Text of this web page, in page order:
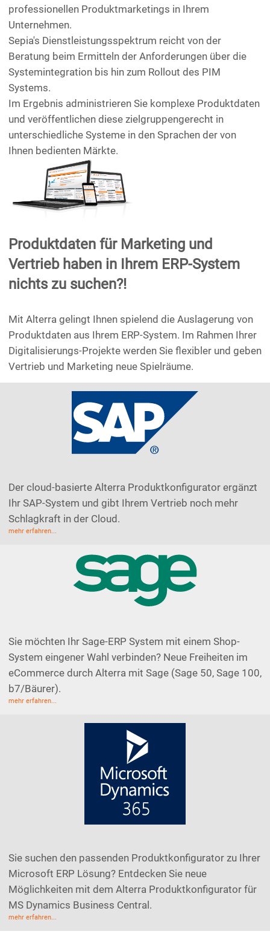
professionellen Produktmarketings in Ihrem
Unternehmen.
Sepia's Dienstleistungsspektrum reicht von der
Beratung beim Ermitteln der Anforderungen über die
Systemintegration bis hin zum Rollout des PIM
Systems.
Im Ergebnis administrieren Sie komplexe Produktdaten
und veröffentlichen diese zielgruppengerecht in
unterschiedliche Systeme in den Sprachen der von
Ihnen bedienten Märkte.
Produktdaten für Marketing und
Vertrieb haben in Ihrem ERP-System
nichts zu suchen?!
Mit Alterra gelingt Ihnen spielend die Auslagerung von
Produktdaten aus Ihrem ERP-System. Im Rahmen Ihrer
Digitalisierungs-Projekte werden Sie flexibler und geben
Vertrieb und Marketing neue Spielräume.
Der cloud-basierte Alterra Produktkonfigurator ergänzt
Ihr SAP-System und gibt Ihrem Vertrieb noch mehr
Schlagkraft in der Cloud.
mehr erfahren...
Sie möchten Ihr Sage-ERP System mit einem Shop-
System eingener Wahl verbinden? Neue Freiheiten im
eCommerce durch Alterra mit Sage (Sage 50, Sage 100,
b7/Bäurer).
mehr erfahren...
Sie suchen den passenden Produktkonfigurator zu Ihrer
Microsoft ERP Lösung? Entdecken Sie neue
Möglichkeiten mit dem Alterra Produktkonfigurator für
MS Dynamics Business Central.
mehr erfahren...